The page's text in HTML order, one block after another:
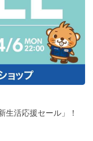
生活応援セール」！